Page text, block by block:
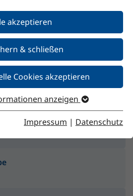
akzeptieren
& schließen
Cookies akzeptieren
anzeigen
Impressum | Datenschutz